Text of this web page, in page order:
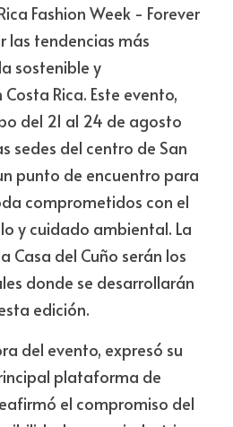
Fashion Week - Forever
las tendencias más
sostenible y
Rica. Este evento,
del 21 al 24 de agosto
sedes del centro de San
punto de encuentro para
comprometidos con el
y cuidado ambiental. La
Casa del Cuño serán los
donde se desarrollarán
edición.
del evento, expresó su
plataforma de
el compromiso del